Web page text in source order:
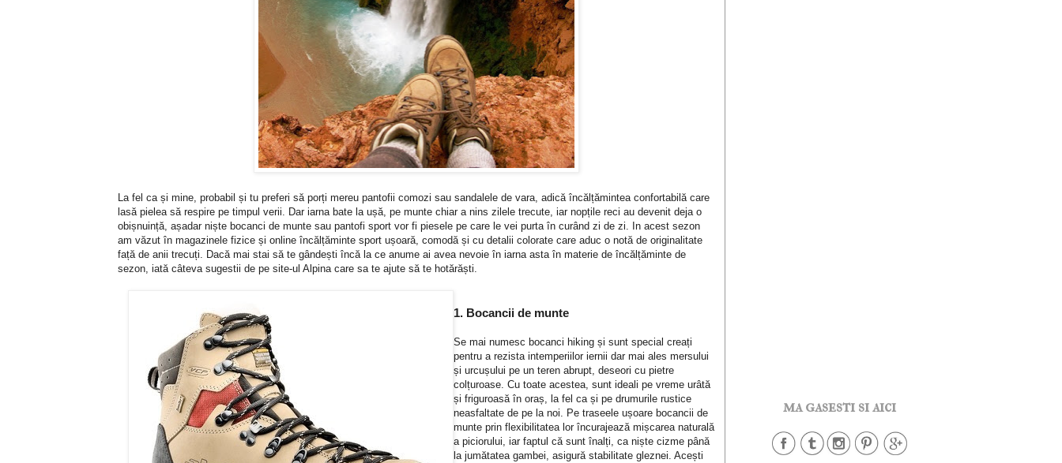
La fel ca și mine, probabil și tu preferi să porți mereu pantofii comozi sau sandalele de vara, adică încălțămintea confortabilă care
lasă pielea să respire pe timpul verii. Dar iarna bate la ușă, pe munte chiar a nins zilele trecute, iar nopțile reci au devenit deja o
obișnuință, așadar niște bocanci de munte sau pantofi sport vor fi piesele pe care le vei purta în curând zi de zi. In acest sezon
am văzut în magazinele fizice și online încălțăminte sport ușoară, comodă și cu detalii colorate care aduc o notă de originalitate
față de anii trecuți. Dacă mai stai să te gândești încă la ce anume ai avea nevoie în iarna asta în materie de încălțăminte de
sezon, iată câteva sugestii de pe site-ul Alpina care sa te ajute să te hotărăști.
1. Bocancii de munte
Se mai numesc bocanci hiking și sunt special creați
pentru a rezista intemperiilor iernii dar mai ales mersului
și urcușului pe un teren abrupt, deseori cu pietre
colțuroase. Cu toate acestea, sunt ideali pe vreme urâtă
și friguroasă în oraș, la fel ca și pe drumurile rustice
neasfaltate de pe la noi. Pe traseele ușoare bocancii de
munte prin flexibilitatea lor încurajează mișcarea naturală
a piciorului, iar faptul că sunt înalți, ca niște cizme până
la jumătatea gambei, asigură stabilitate gleznei. Acești
ma gasesti si aici